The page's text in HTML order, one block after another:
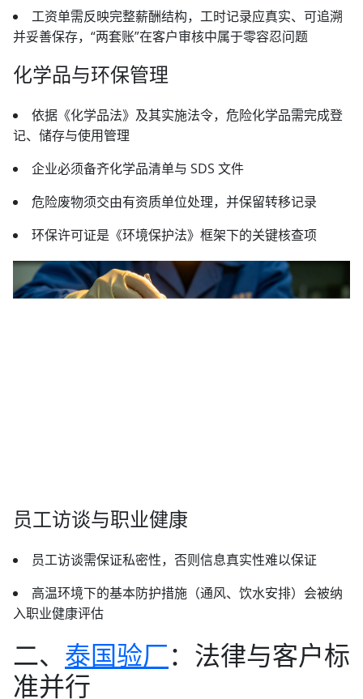
工资单需反映完整薪酬结构，工时记录应真实、可追溯
并妥善保存，“两套账”在客户审核中属于零容忍问题
化学品与环保管理
依据《化学品法》及其实施法令，危险化学品需完成登
记、储存与使用管理
企业必须备齐化学品清单与 SDS 文件
危险废物须交由有资质单位处理，并保留转移记录
环保许可证是《环境保护法》框架下的关键核查项
员工访谈与职业健康
员工访谈需保证私密性，否则信息真实性难以保证
高温环境下的基本防护措施（通风、饮水安排）会被纳
入职业健康评估
二、 泰国验厂：法律与客户标
准并行